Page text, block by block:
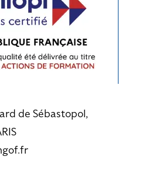
de Sébastopol,